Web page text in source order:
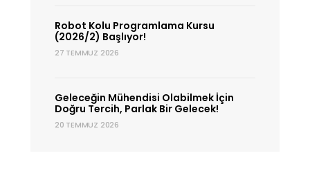
Robot Kolu Programlama Kursu
(2026/2) Başlıyor!
27 TEMMUZ 2026
Geleceğin Mühendisi Olabilmek İçin
Doğru Tercih, Parlak Bir Gelecek!
20 TEMMUZ 2026